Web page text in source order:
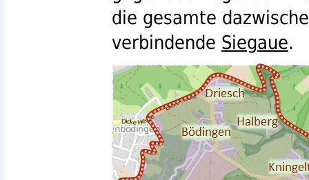
die gesamte
verbindende Siegaue.